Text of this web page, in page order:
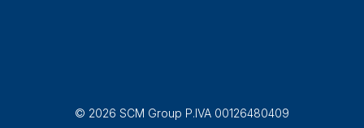
© 2026 SCM Group P.IVA 00126480409